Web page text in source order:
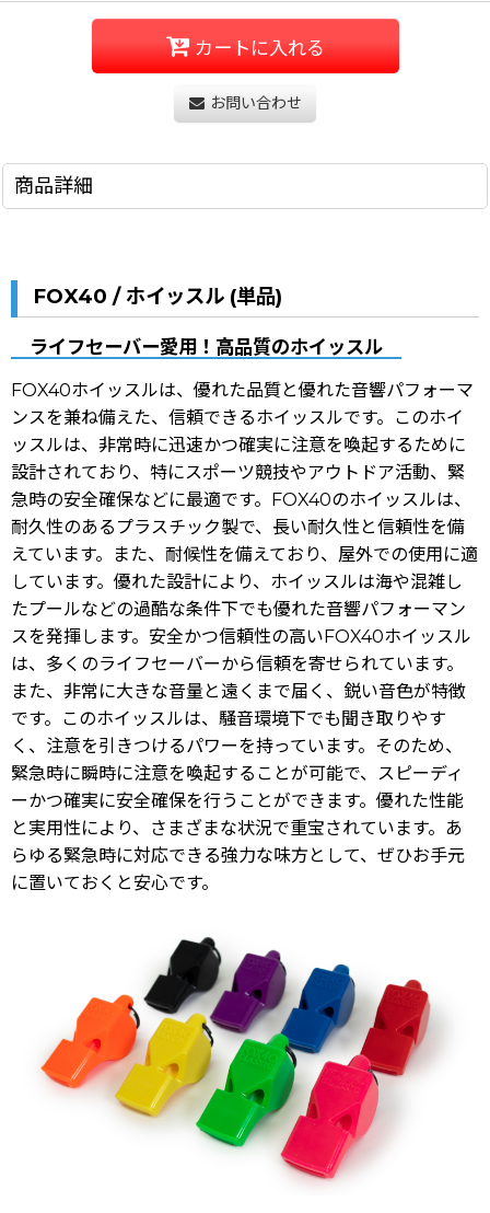
カートに入れる
お問い合わせ
商品詳細
FOX40 / ホイッスル (単品)
ライフセーバー愛用！高品質のホイッスル
FOX40ホイッスルは、優れた品質と優れた音響パフォーマ
ンスを兼ね備えた、信頼できるホイッスルです。このホイ
ッスルは、非常時に迅速かつ確実に注意を喚起するために
設計されており、特にスポーツ競技やアウトドア活動、緊
急時の安全確保などに最適です。
FOX40のホイッスルは、
耐久性のあるプラスチック製で、長い耐久性と信頼性を備
えています。また、耐候性を備えており、屋外での使用に適
しています。優れた設計により、ホイッスルは海や混雑し
たプールなどの過酷な条件下でも優れた音響パフォーマン
スを発揮します。安全かつ信頼性の高いFOX40ホイッスル
は、多くのライフセーバーから信頼を寄せられています。
また、非常に大きな音量と遠くまで届く、鋭い音色が特徴
です。このホイッスルは、騒音環境下でも聞き取りやす
く、注意を引きつけるパワーを持っています。そのため、
緊急時に瞬時に注意を喚起することが可能で、スピーディ
ーかつ確実に安全確保を行うことができます。 優れた性能
と実用性により、さまざまな状況で重宝されています。あ
らゆる緊急時に対応できる強力な味方として、ぜひお手元
に置いておくと安心です。